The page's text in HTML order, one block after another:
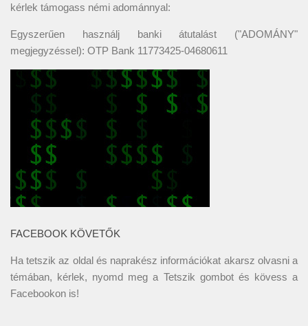
kérlek támogass némi adománnyal:
Egyszerűen használj banki átutalást ("ADOMÁNY"
megjegyzéssel): OTP Bank 11773425-04680611
FACEBOOK KÖVETŐK
Ha tetszik az oldal és naprakész információkat akarsz olvasni a
témában, kérlek, nyomd meg a Tetszik gombot és kövess a
Facebookon is!